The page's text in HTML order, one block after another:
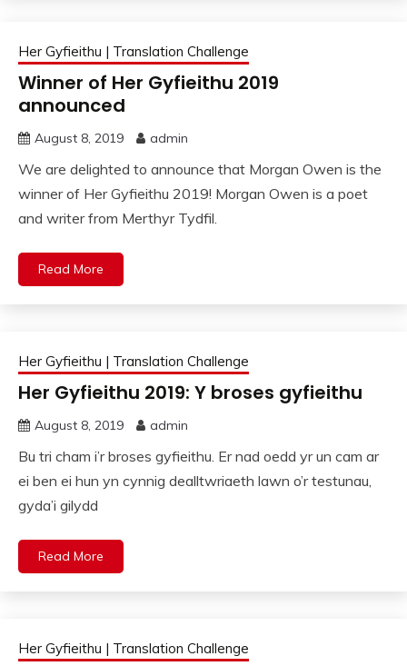
Her Gyfieithu | Translation Challenge
Winner of Her Gyfieithu 2019
announced
August 8, 2019 admin
We are delighted to announce that Morgan Owen is the
winner of Her Gyfieithu 2019! Morgan Owen is a poet
and writer from Merthyr Tydfil.
Read More
Her Gyfieithu | Translation Challenge
Her Gyfieithu 2019: Y broses gyfieithu
August 8, 2019 admin
Bu tri cham i’r broses gyfieithu. Er nad oedd yr un cam ar
ei ben ei hun yn cynnig dealltwriaeth lawn o’r testunau,
gyda’i gilydd
Read More
Her Gyfieithu | Translation Challenge